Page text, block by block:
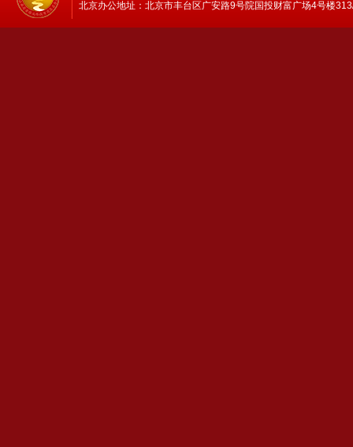
北京办公地址：北京市丰台区广安路9号院国投财富广场4号楼